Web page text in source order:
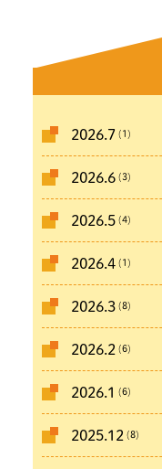
2026.7 (1)
2026.6(3)
2026.5(4)
2026.4(1)
2026.3(8)
2026.2 (6)
2026.1 (6)
2025.12 (8)